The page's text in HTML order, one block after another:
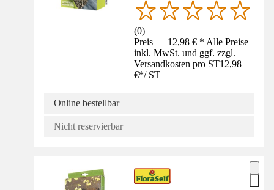
(0)
Preis — 12,98 € * Alle Preise
inkl. MwSt. und ggf. zzgl.
Versandkosten pro ST12,98
€*/ ST
Online bestellbar
Nicht reservierbar